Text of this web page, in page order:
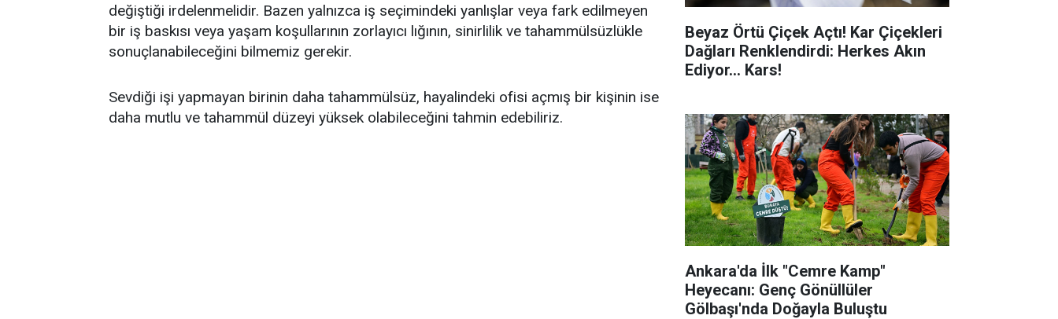
değiştiği irdelenmelidir. Bazen yalnızca iş seçimindeki yanlışlar veya fark edilmeyen
bir iş baskısı veya yaşam koşullarının zorlayıcı lığının, sinirlilik ve tahammülsüzlükle
sonuçlanabileceğini bilmemiz gerekir.
Sevdiği işi yapmayan birinin daha tahammülsüz, hayalindeki ofisi açmış bir kişinin ise
daha mutlu ve tahammül düzeyi yüksek olabileceğini tahmin edebiliriz.
Beyaz Örtü Çiçek Açtı! Kar Çiçekleri
Dağları Renklendirdi: Herkes Akın
Ediyor... Kars!
Ankara'da İlk "Cemre Kamp"
Heyecanı: Genç Gönüllüler
Gölbaşı'nda Doğayla Buluştu